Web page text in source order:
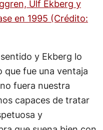
Ulf Ekberg y
en 1995 (Crédito:
y Ekberg lo
que fue una ventaja
fuera nuestra
capaces de tratar
y